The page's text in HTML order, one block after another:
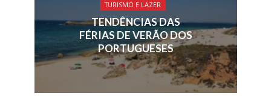
TURISMO E LAZER
TENDÊNCIAS DAS
FÉRIAS DE VERÃO DOS
PORTUGUESES